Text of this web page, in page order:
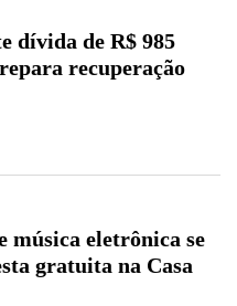
dívida de R$ 985
recuperação
música eletrônica se
gratuita na Casa